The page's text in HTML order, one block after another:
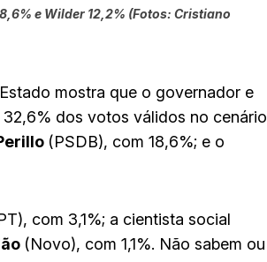
e Wilder 12,2% (Fotos: Cristiano
mostra que o governador e
dos votos válidos no cenário
(PSDB), com 18,6%; e o
com 3,1%; a cientista social
(Novo), com 1,1%. Não sabem ou